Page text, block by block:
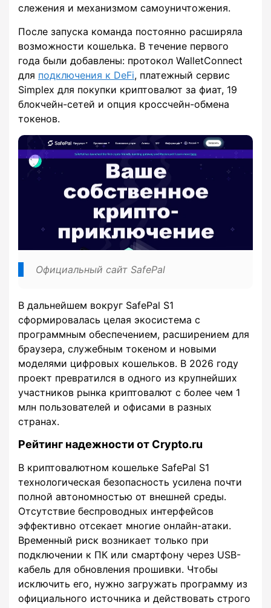
слежения и механизмом самоуничтожения.
После запуска команда постоянно расширяла
возможности кошелька. В течение первого
года были добавлены: протокол WalletConnect
для подключения к DeFi, платежный сервис
Simplex для покупки криптовалют за фиат, 19
блокчейн-сетей и опция кроссчейн-обмена
токенов.
Официальный сайт SafePal
В дальнейшем вокруг SafePal S1
сформировалась целая экосистема с
программным обеспечением, расширением для
браузера, служебным токеном и новыми
моделями цифровых кошельков. В 2026 году
проект превратился в одного из крупнейших
участников рынка криптовалют с более чем 1
млн пользователей и офисами в разных
странах.
Рейтинг надежности от Crypto.ru
В криптовалютном кошельке SafePal S1
технологическая безопасность усилена почти
полной автономностью от внешней среды.
Отсутствие беспроводных интерфейсов
эффективно отсекает многие онлайн-атаки.
Временный риск возникает только при
подключении к ПК или смартфону через USB-
кабель для обновления прошивки. Чтобы
исключить его, нужно загружать программу из
официального источника и действовать строго